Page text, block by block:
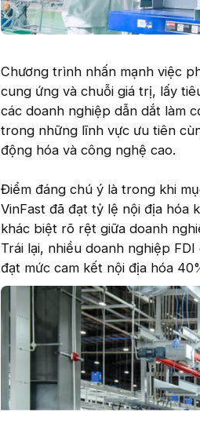
Chương trình nhấn mạnh việc
cung ứng và chuỗi giá trị, lấy
các doanh nghiệp dẫn dắt làm
trong những lĩnh vực ưu tiên
động hóa và công nghệ cao.
Điểm đáng chú ý là trong khi
VinFast đã đạt tỷ lệ nội địa hóa
khác biệt rõ rệt giữa doanh
Trái lại, nhiều doanh nghiệp
đạt mức cam kết nội địa hóa